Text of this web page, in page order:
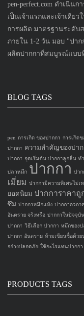
pen-perfect.com ดำเนิน
เป็นเจ้าแรกและเจ้าเดีย
การผลิต มาตรฐานระดับ
ภายใน 1-2 วัน มอบ "ปา
ผลิตปากกาที่สมบูรณ์แบบ
BLOG TAGS
pen การเกิด ของปากกา การเกิด
ปากกา ความสำคัญของปาก
ปากกา จุดเริ่มต้น ปากกาลูกลื่น ท
ปลาหมึก ปากกา ปาก
เมี่ยม ปากกามีความพิเศษไม่เ
ยอดนิยม ปากการาคาถู
ซึม ปากกาหมึกแห้ง ปากกาอวกา
อันตราย จริงหรือ ปากกาในปัจจุบัน
ปากกา วิธีเลือก ปากกา หมึกของ
ปากกา อันตราย ห้ามเขียนชื่อด้วย
อย่างปลอดภัย ใช้อะไรแทนปากกา
PRODUCTS TAGS